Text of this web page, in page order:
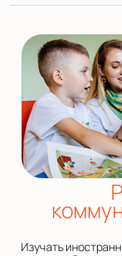
Изучать